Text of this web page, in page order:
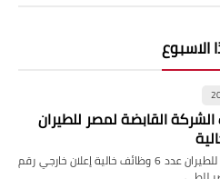
الاسبوع
القابضة لمصر للطيران
بالتعاقد وظائف الشركة القابضة لمصر للطيران عدد 6 وظائف خالية إعلان خارجي رقم